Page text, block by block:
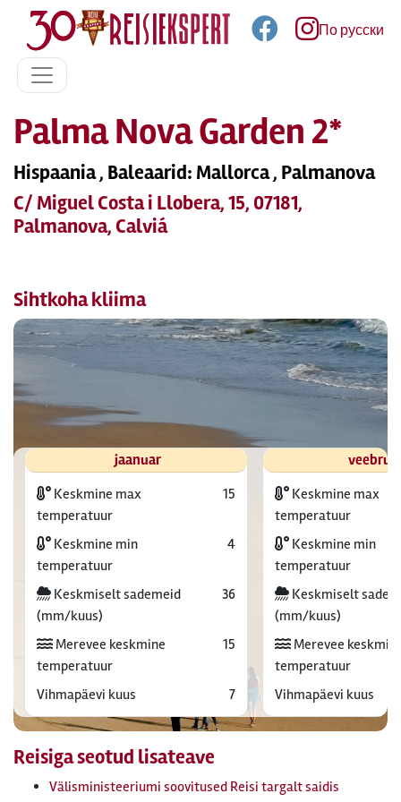
По русски
Palma Nova Garden 2*
Hispaania , Baleaarid: Mallorca , Palmanova
C/ Miguel Costa i Llobera, 15, 07181,
Palmanova, Calviá
Sihtkoha kliima
jaanuar
Keskmine max
temperatuur
15
Keskmine min
temperatuur
4
Keskmiselt sademeid
(mm/kuus)
36
Merevee keskmine
temperatuur
15
Vihmapäevi kuus 7
Keskmine max
temperatuur
Keskmine min
temperatuur
Keskmiselt
(mm/kuus)
Merevee
temperatuur
Vihmapäevi kuus
Reisiga seotud lisateave
Välisministeeriumi soovitused Reisi targalt saidis